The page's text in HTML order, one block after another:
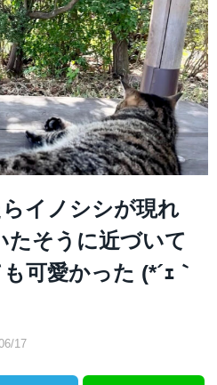
イノシシが現れ
たそうに近づいて
可愛かった (*´ｪ｀
17